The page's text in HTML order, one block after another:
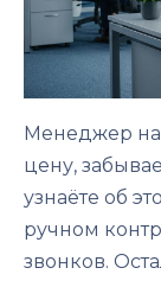
Менеджер
цену,
узнаёте об
ручном
звонков.